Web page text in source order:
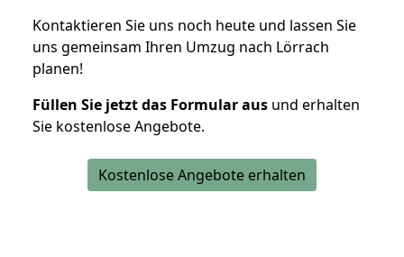
Kontaktieren Sie uns noch heute und lassen Sie
uns gemeinsam Ihren Umzug nach Lörrach
planen!
Füllen Sie jetzt das Formular aus und erhalten
Sie kostenlose Angebote.
Kostenlose Angebote erhalten